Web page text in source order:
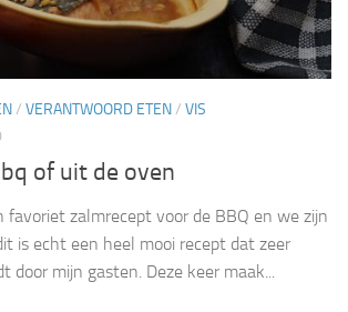
/ VERANTWOORD ETEN/ VIS
of uit de oven
favoriet zalmrecept voor de BBQ en we zijn
is echt een heel mooi recept dat zeer
door mijn gasten. Deze keer maak...